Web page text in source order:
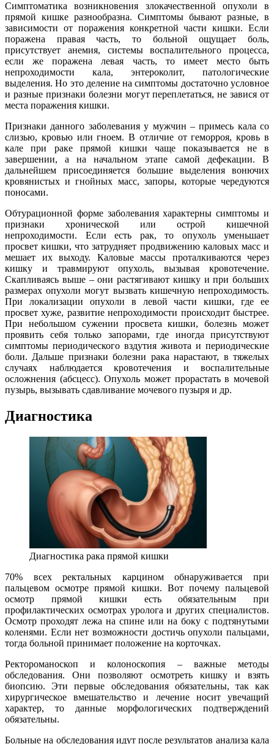
Симптоматика возникновения злокачественной опухоли в
прямой кишке разнообразна. Симптомы бывают разные, в
зависимости от поражения конкретной части кишки. Если
поражена правая часть, то больной ощущает боль,
присутствует анемия, системы воспалительного процесса,
если же поражена левая часть, то имеет место быть
непроходимости кала, энтероколит, патологические
выделения. Но это деление на симптомы достаточно условное
и разные признаки болезни могут переплетаться, не завися от
места поражения кишки.
Признаки данного заболевания у мужчин – примесь кала со
слизью, кровью или гноем. В отличие от геморроя, кровь в
кале при раке прямой кишки чаще показывается не в
завершении, а на начальном этапе самой дефекации. В
дальнейшем присоединяется большие выделения вонючих
кровянистых и гнойных масс, запоры, которые чередуются
поносами.
Обтурационной форме заболевания характерны симптомы и
признаки хронической или острой кишечной
непроходимости. Если есть рак, то опухоль уменьшает
просвет кишки, что затрудняет продвижению каловых масс и
мешает их выходу. Каловые массы проталкиваются через
кишку и травмируют опухоль, вызывая кровотечение.
Скапливаясь выше – они растягивают кишку и при больших
размерах опухоли могут вызвать кишечную непроходимость.
При локализации опухоли в левой части кишки, где ее
просвет хуже, развитие непроходимости происходит быстрее.
При небольшом сужении просвета кишки, болезнь может
проявить себя только запорами, где иногда присутствуют
симптомы периодического вздутия живота и периодические
боли. Дальше признаки болезни рака нарастают, в тяжелых
случаях наблюдается кровотечения и воспалительные
осложнения (абсцесс). Опухоль может прорастать в мочевой
пузырь, вызывать сдавливание мочевого пузыря и др.
Диагностика
Диагностика рака прямой кишки
70% всех ректальных карцином обнаруживается при
пальцевом осмотре прямой кишки. Вот почему пальцевой
осмотр прямой кишки есть обязательным при
профилактических осмотрах уролога и других специалистов.
Осмотр проходят лежа на спине или на боку с подтянутыми
коленями. Если нет возможности достичь опухоли пальцами,
тогда больной принимает положение на корточках.
Ректороманоскоп и колоноскопия – важные методы
обследования. Они позволяют осмотреть кишку и взять
биопсию. Эти первые обследования обязательны, так как
хирургическое вмешательство и лечение носит увечащий
характер, то данные морфологических подтверждений
обязательны.
Больные на обследования идут после результатов анализа кала